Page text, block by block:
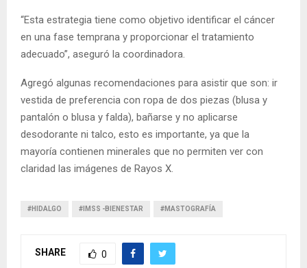
“Esta estrategia tiene como objetivo identificar el cáncer
en una fase temprana y proporcionar el tratamiento
adecuado”, aseguró la coordinadora.
Agregó algunas recomendaciones para asistir que son: ir
vestida de preferencia con ropa de dos piezas (blusa y
pantalón o blusa y falda), bañarse y no aplicarse
desodorante ni talco, esto es importante, ya que la
mayoría contienen minerales que no permiten ver con
claridad las imágenes de Rayos X.
#HIDALGO #IMSS -BIENESTAR #MASTOGRAFÍA
SHARE 0